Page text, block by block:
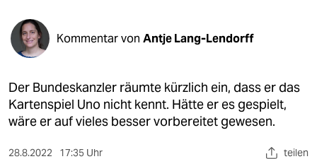
gesellschaft
kultur
sport
berlin
nord
Kommentar von Antje Lang-Lendorff
Der Bundeskanzler räumte kürzlich ein, dass er das
Kartenspiel Uno nicht kennt. Hätte er es gespielt,
wäre er auf vieles besser vorbereitet gewesen.
28.8.2022 17:35 Uhr teilen